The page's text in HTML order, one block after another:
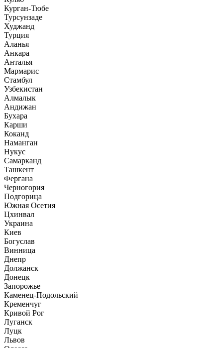
Курган-Тюбе
Турсунзаде
Худжанд
Турция
Аланья
Анкара
Анталья
Мармарис
Стамбул
Узбекистан
Алмалык
Андижан
Бухара
Карши
Коканд
Наманган
Нукус
Самарканд
Ташкент
Фергана
Черногория
Подгорица
Южная Осетия
Цхинвал
Украина
Киев
Богуслав
Винница
Днепр
Должанск
Донецк
Запорожье
Каменец-Подольский
Кременчуг
Кривой Рог
Луганск
Луцк
Львов